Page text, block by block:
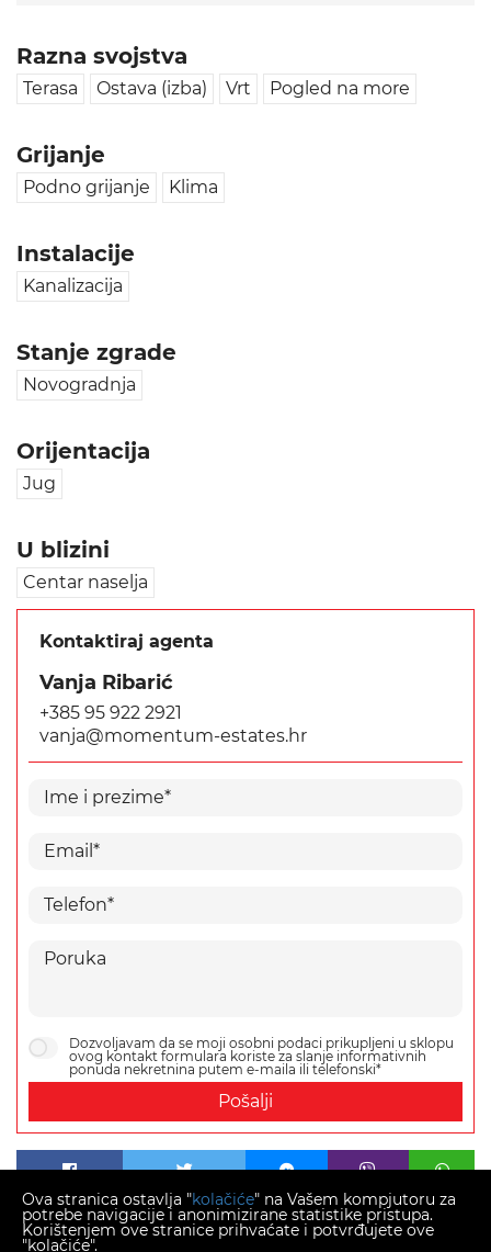
Razna svojstva
Terasa Ostava (izba) Vrt Pogled na more
Grijanje
Podno grijanje Klima
Instalacije
Kanalizacija
Stanje zgrade
Novogradnja
Orijentacija
Jug
U blizini
Centar naselja
Kontaktiraj agenta
Vanja Ribarić
+385 95 922 2921
vanja@momentum-estates.hr
Dozvoljavam da se moji osobni podaci prikupljeni u sklopu
ovog kontakt formulara koriste za slanje informativnih
ponuda nekretnina putem e-maila ili telefonski*
Pošalji
Ova stranica ostavlja "kolačiće" na Vašem kompjutoru za
potrebe navigacije i anonimizirane statistike pristupa.
Korištenjem ove stranice prihvaćate i potvrđujete ove
"kolačiće".